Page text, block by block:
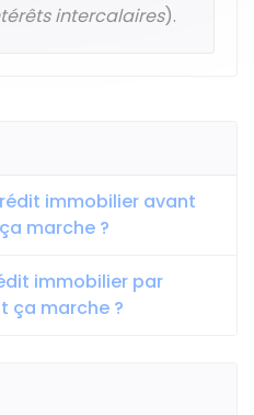
intercalaires).
immobilier avant
marche ?
immobilier par
ça marche ?